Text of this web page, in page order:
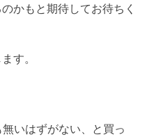
かもと期待してお待ちく
す。
いはずがない、と買っ